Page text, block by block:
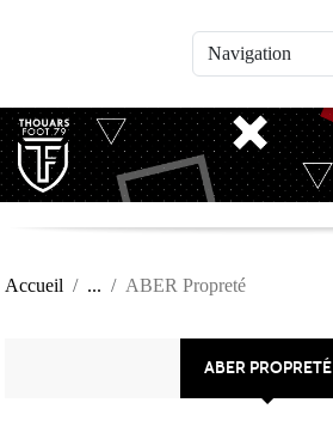
Accueil ABER Propreté
ABER PROPRETÉ